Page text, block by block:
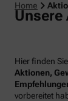
Home
Unsere
Hier finden
Aktionen,
vorbereitet